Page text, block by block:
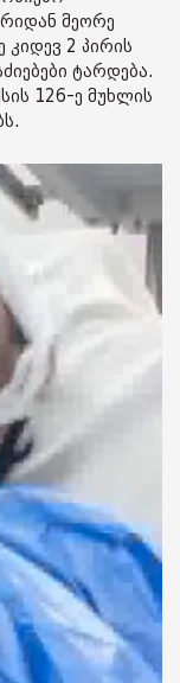
მეორე
კიდევ 2 პირის
ტარდება.
126-ე მუხლის